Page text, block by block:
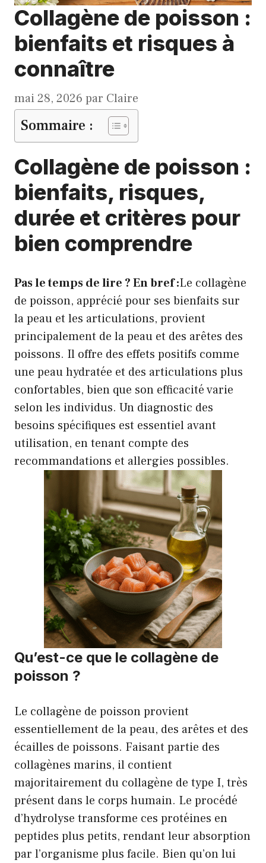
Collagène de poisson :
bienfaits et risques à
connaître
mai 28, 2026 par Claire
Sommaire :
Collagène de poisson :
bienfaits, risques,
durée et critères pour
bien comprendre
Pas le temps de lire ? En bref :Le collagène
de poisson, apprécié pour ses bienfaits sur
la peau et les articulations, provient
principalement de la peau et des arêtes des
poissons. Il offre des effets positifs comme
une peau hydratée et des articulations plus
confortables, bien que son efficacité varie
selon les individus. Un diagnostic des
besoins spécifiques est essentiel avant
utilisation, en tenant compte des
recommandations et allergies possibles.
Qu’est-ce que le collagène de
poisson ?
Le collagène de poisson provient
essentiellement de la peau, des arêtes et des
écailles de poissons. Faisant partie des
collagènes marins, il contient
majoritairement du collagène de type I, très
présent dans le corps humain. Le procédé
d’hydrolyse transforme ces protéines en
peptides plus petits, rendant leur absorption
par l’organisme plus facile. Bien qu’on lui